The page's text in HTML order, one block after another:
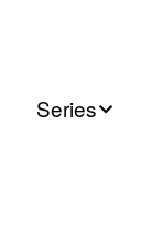
Series